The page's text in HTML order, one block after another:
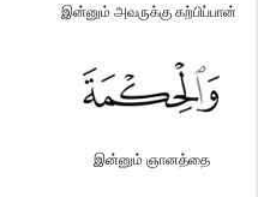
இன்னும் அவருக்கு கற்பிப்பான்
இன்னும் ஞானத்தை